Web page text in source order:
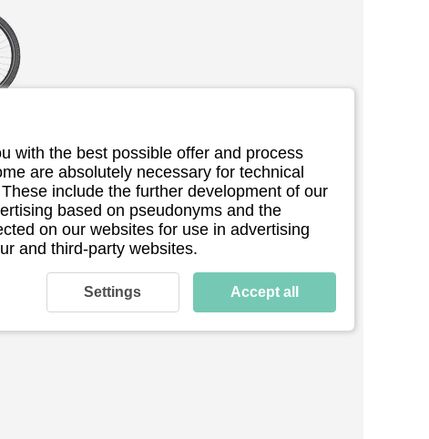
with the best possible offer and process
are absolutely necessary for technical
include the further development of our
based on pseudonyms and the
on our websites for use in advertising
and third-party websites.
Settings Accept all